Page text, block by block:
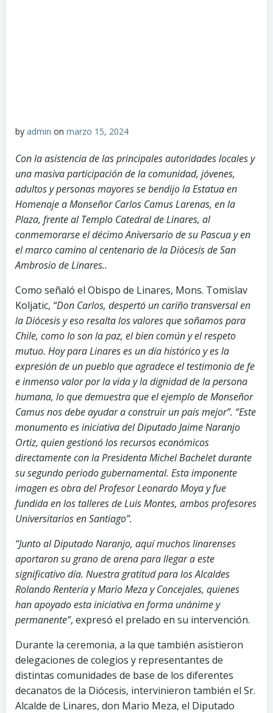
by admin on marzo 15, 2024
Con la asistencia de las principales autoridades locales y
una masiva participación de la comunidad, jóvenes,
adultos y personas mayores se bendijo la Estatua en
Homenaje a Monseñor Carlos Camus Larenas, en la
Plaza, frente al Templo Catedral de Linares, al
conmemorarse el décimo Aniversario de su Pascua y en
el marco camino al centenario de la Diócesis de San
Ambrosio de Linares..
Como señaló el Obispo de Linares, Mons. Tomislav
Koljatic, “Don Carlos, despertó un cariño transversal en
la Diócesis y eso resalta los valores que soñamos para
Chile, como lo son la paz, el bien común y el respeto
mutuo. Hoy para Linares es un día histórico y es la
expresión de un pueblo que agradece el testimonio de fe
e inmenso valor por la vida y la dignidad de la persona
humana, lo que demuestra que el ejemplo de Monseñor
Camus nos debe ayudar a construir un país mejor”. “Este
monumento es iniciativa del Diputado Jaime Naranjo
Ortiz, quien gestionó los recursos económicos
directamente con la Presidenta Michel Bachelet durante
su segundo periodo gubernamental. Esta imponente
imagen es obra del Profesor Leonardo Moya y fue
fundida en los talleres de Luis Montes, ambos profesores
Universitarios en Santiago”.
“Junto al Diputado Naranjo, aquí muchos linarenses
aportaron su grano de arena para llegar a este
significativo día. Nuestra gratitud para los Alcaldes
Rolando Rentería y Mario Meza y Concejales, quienes
han apoyado esta iniciativa en forma unánime y
permanente”, expresó el prelado en su intervención.
Durante la ceremonia, a la que también asistieron
delegaciones de colegios y representantes de
distintas comunidades de base de los diferentes
decanatos de la Diócesis, intervinieron también el Sr.
Alcalde de Linares, don Mario Meza, el Diputado